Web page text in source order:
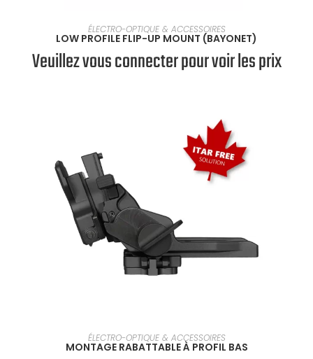
SÉLECTIONNER UNE OPTION
ÉLECTRO-OPTIQUE & ACCESSOIRES
LOW PROFILE FLIP-UP MOUNT (BAYONET)
Veuillez vous connecter pour voir les prix
VOIR LES PRODUITS
ÉLECTRO-OPTIQUE & ACCESSOIRES
MONTAGE RABATTABLE À PROFIL BAS